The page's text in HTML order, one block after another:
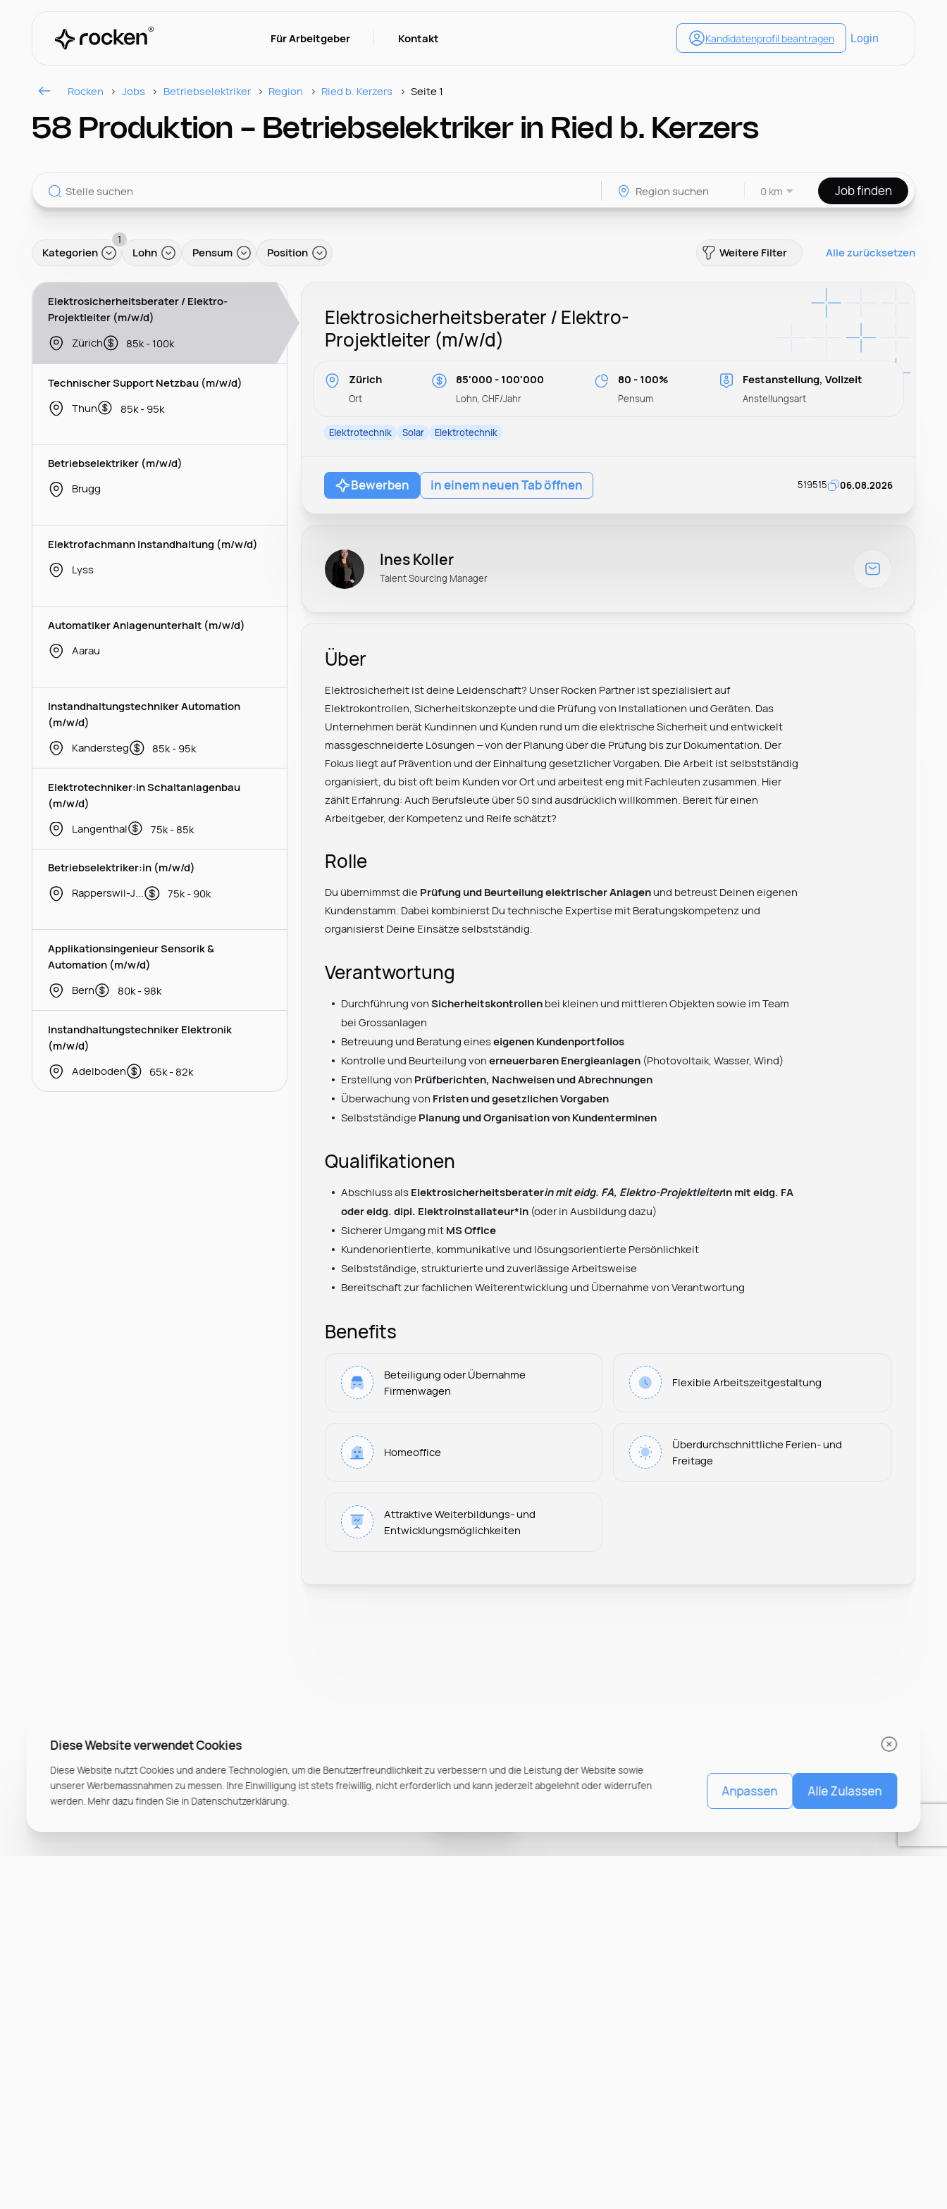
Für Arbeitgeber Kontakt
Rocken Jobs Betriebselektriker Region Ried b. Kerzers Seite 1
58 Produktion - Betriebselektriker in Ried b. Kerzers
0 km Job finden
Kategorien
1
Lohn Pensum Position Weitere Filter Alle zurücksetzen
Elektrosicherheitsberater / Elektro-
Projektleiter (m/w/d)
Zürich
85k - 100k
Technischer Support Netzbau (m/w/d)
Thun
85k - 95k
Betriebselektriker (m/w/d)
Brugg
Elektrofachmann Instandhaltung (m/w/d)
Lyss
Automatiker Anlagenunterhalt (m/w/d)
Aarau
Instandhaltungstechniker Automation
(m/w/d)
Kandersteg
85k - 95k
Elektrotechniker:in Schaltanlagenbau
(m/w/d)
Langenthal
75k - 85k
Betriebselektriker:in (m/w/d)
Rapperswil-Jona
75k - 90k
Applikationsingenieur Sensorik &
Automation (m/w/d)
Bern
80k - 98k
Instandhaltungstechniker Elektronik
(m/w/d)
Adelboden
65k - 82k
Elektrosicherheitsberater / Elektro-
Projektleiter (m/w/d)
Zürich
Ort
85'000 - 100'000
Lohn, CHF/Jahr
80 - 100%
Pensum
Festanstellung, Vollzeit
Anstellungsart
Elektrotechnik Solar Elektrotechnik
Bewerben in einem neuen Tab öffnen 519515 06.08.2026
Ines Koller
Talent Sourcing Manager
Über
Elektrosicherheit ist deine Leidenschaft? Unser Rocken Partner ist spezialisiert auf
Elektrokontrollen, Sicherheitskonzepte und die Prüfung von Installationen und Geräten. Das
Unternehmen berät Kundinnen und Kunden rund um die elektrische Sicherheit und entwickelt
massgeschneiderte Lösungen – von der Planung über die Prüfung bis zur Dokumentation. Der
Fokus liegt auf Prävention und der Einhaltung gesetzlicher Vorgaben. Die Arbeit ist selbstständig
organisiert, du bist oft beim Kunden vor Ort und arbeitest eng mit Fachleuten zusammen. Hier
zählt Erfahrung: Auch Berufsleute über 50 sind ausdrücklich willkommen. Bereit für einen
Arbeitgeber, der Kompetenz und Reife schätzt?
Rolle
Du übernimmst die Prüfung und Beurteilung elektrischer Anlagen und betreust Deinen eigenen
Kundenstamm. Dabei kombinierst Du technische Expertise mit Beratungskompetenz und
organisierst Deine Einsätze selbstständig.
Verantwortung
Durchführung vonSicherheitskontrollen bei kleinen und mittleren Objekten sowie im Team
bei Grossanlagen
Betreuung und Beratung eineseigenen Kundenportfolios
Kontrolle und Beurteilung vonerneuerbaren Energieanlagen (Photovoltaik, Wasser, Wind)
Erstellung von Prüfberichten, Nachweisen und Abrechnungen
Überwachung von Fristen und gesetzlichen Vorgaben
Selbstständige Planung und Organisation von Kundenterminen
Qualifikationen
Abschluss als Elektrosicherheitsberaterin mit eidg. FA, Elektro-Projektleiterin mit eidg. FA
oder eidg. dipl. Elektroinstallateur*in (oder in Ausbildung dazu)
Sicherer Umgang mit MS Office
Kundenorientierte, kommunikative und lösungsorientierte Persönlichkeit
Selbstständige, strukturierte und zuverlässige Arbeitsweise
Bereitschaft zur fachlichen Weiterentwicklung und Übernahme von Verantwortung
Benefits
Beteiligung oder Übernahme
Firmenwagen
Flexible Arbeitszeitgestaltung
Homeoffice
Überdurchschnittliche Ferien- und
Freitage
Attraktive Weiterbildungs- und
Entwicklungsmöglichkeiten
Diese Website verwendet Cookies
Diese Website nutzt Cookies und andere Technologien, um die Benutzerfreundlichkeit zu verbessern und die Leistung der Website sowie
unserer Werbemassnahmen zu messen. Ihre Einwilligung ist stets freiwillig, nicht erforderlich und kann jederzeit abgelehnt oder widerrufen
werden. Mehr dazu finden Sie in Datenschutzerklärung.
Anpassen Alle Zulassen